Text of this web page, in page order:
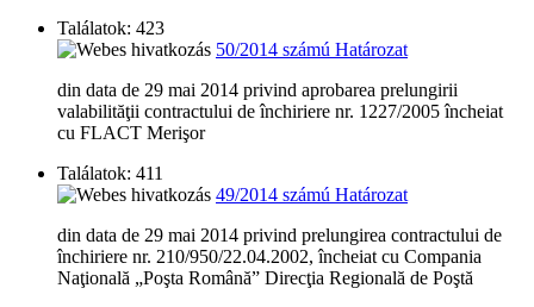
Találatok: 423
50/2014 számú Határozat
din data de 29 mai 2014 privind aprobarea prelungirii
valabilităţii contractului de închiriere nr. 1227/2005 încheiat
cu FLACT Merişor
Találatok: 411
49/2014 számú Határozat
din data de 29 mai 2014 privind prelungirea contractului de
închiriere nr. 210/950/22.04.2002, încheiat cu Compania
Naţională „Poşta Română” Direcţia Regională de Poştă